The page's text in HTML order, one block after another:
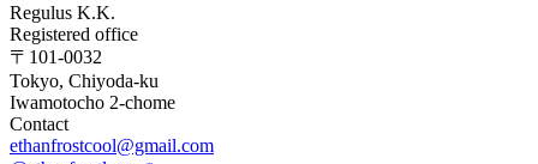
Regulus K.K.
Registered office
〒101-0032
Tokyo, Chiyoda-ku
Iwamotocho 2-chome
Contact
ethanfrostcool@gmail.com